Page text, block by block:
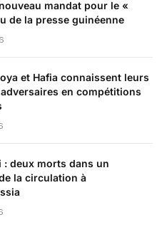
mandat pour le «
de la presse guinéenne
et Hafia connaissent leurs
en compétitions
: deux morts dans un
la circulation à